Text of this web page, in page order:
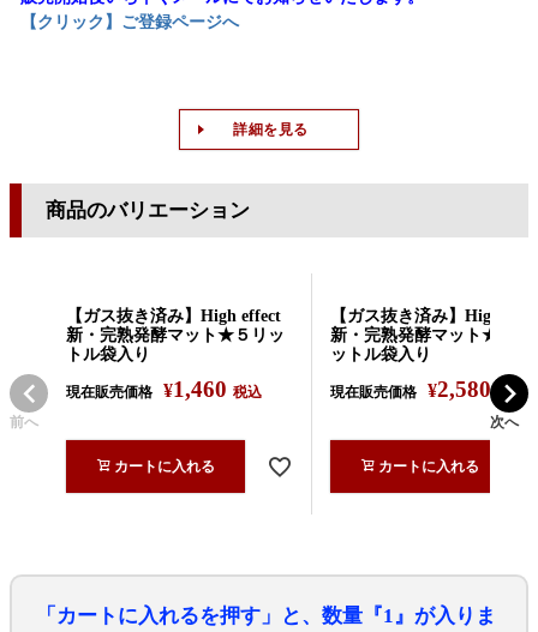
【クリック】ご登録ページへ
詳細を見る
商品のバリエーション
前へ
【ガス抜き済み】High effect
新・完熟発酵マット★５リッ
トル袋入り
現在販売価格 ¥1,460 税込
カートに入れる
【ガス抜き済み】High
新・完熟発酵マット★１０
ットル袋入り
現在販売価格 ¥2,580 税込
カートに入れる
次へ
「カートに入れるを押す」と、数量『1』が入りま